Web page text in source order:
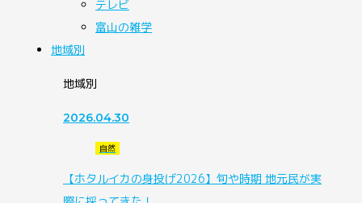
テレビ
富山の雑学
地域別
地域別
2026.04.30
自然
【ホタルイカの身投げ2026】旬や時期 地元民が実